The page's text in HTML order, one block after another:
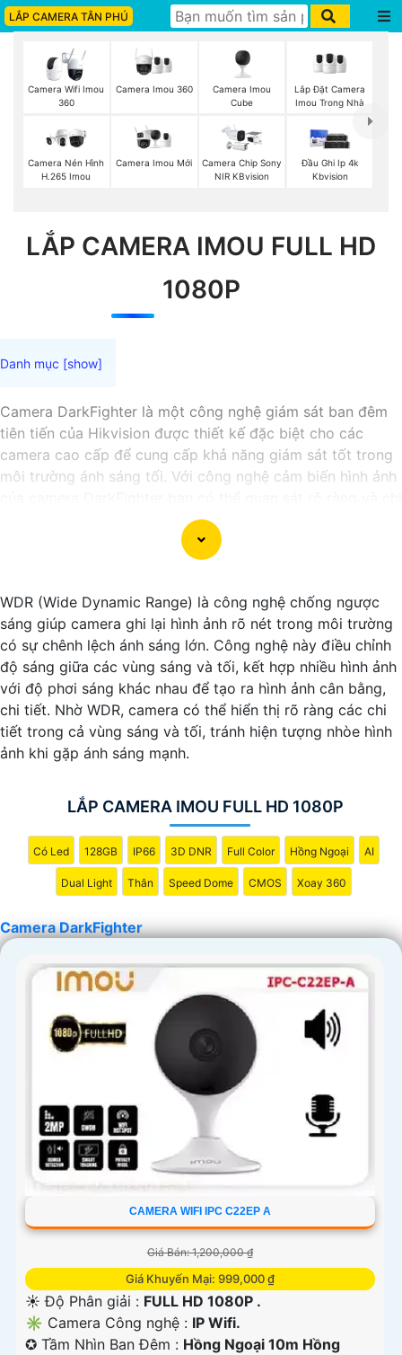
LẮP CAMERA TÂN PHÚ
Camera Wifi Imou
360
Camera Imou 360
Camera Imou
Cube
Lắp Đặt Camera
Imou Trong Nhà
Camera Nén Hình
H.265 Imou
Camera Imou Mới
Camera Chip Sony
NIR KBvision
Đầu Ghi Ip 4k
Kbvision
LẮP CAMERA IMOU FULL HD
1080P
Camera DarkFighter là một công nghệ giám sát ban đêm
tiên tiến của Hikvision được thiết kế đặc biệt cho các
camera cao cấp để cung cấp khả năng giám sát tốt trong
môi trường ánh sáng tối. Với công nghệ cảm biến hình ảnh
tiết ngay cả trong điều kiện ánh sáng yếu. Công nghệ
DarkFighter của Hikvision cung cấp khả năng tái tạo màu
sắc chính xác và hình ảnh sắc nét, cho phép bạn nhìn rõ
WDR (Wide Dynamic Range) là công nghệ chống ngược
sáng giúp camera ghi lại hình ảnh rõ nét trong môi trường
có sự chênh lệch ánh sáng lớn. Công nghệ này điều chỉnh
độ sáng giữa các vùng sáng và tối, kết hợp nhiều hình ảnh
với độ phơi sáng khác nhau để tạo ra hình ảnh cân bằng,
chi tiết. Nhờ WDR, camera có thể hiển thị rõ ràng các chi
tiết trong cả vùng sáng và tối, tránh hiện tượng nhòe hình
ảnh khi gặp ánh sáng mạnh.
LẮP CAMERA IMOU FULL HD 1080P
Có Led 128GB IP66 3D DNR Full Color Hồng Ngoại AI
Dual Light Thân Speed Dome CMOS Xoay 360
Camera DarkFighter
CAMERA WIFI IPC C22EP A
Giá Bán: 1,200,000 ₫
Giá Khuyến Mại: 999,000 ₫
☀️ Độ Phân giải : FULL HD 1080P .
✳️ Camera Công nghệ : IP Wifi.
✪ Tầm Nhìn Ban Đêm : Hồng Ngoại 10m Hồng